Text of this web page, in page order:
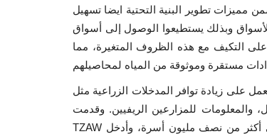
تطوير البنية التحتية ايضا تسهيل
وبذلك يستطيعوا الوصول إلى أسواق
التكيف مع هذه الظروف المتغيرة، مما
على زيادة توافر المدخلات الزراعية مثل
والمعلومات للمزارعين الريفيين. وقدمت
TZAW التمويل لشركات القطاع الخاص ذات التوجه الزراعي. وقد أثر البرنامج على أكثر من نصف مليون أسرة، وأدخل